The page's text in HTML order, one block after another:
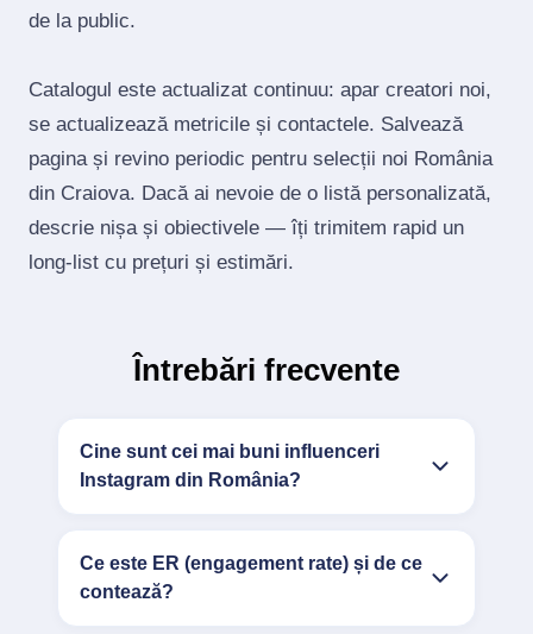
de la public.
Catalogul este actualizat continuu: apar creatori noi,
se actualizează metricile și contactele. Salvează
pagina și revino periodic pentru selecții noi România
din Craiova. Dacă ai nevoie de o listă personalizată,
descrie nișa și obiectivele — îți trimitem rapid un
long‑list cu prețuri și estimări.
Întrebări frecvente
Cine sunt cei mai buni influenceri
Instagram din România?
Ce este ER (engagement rate) și de ce
contează?